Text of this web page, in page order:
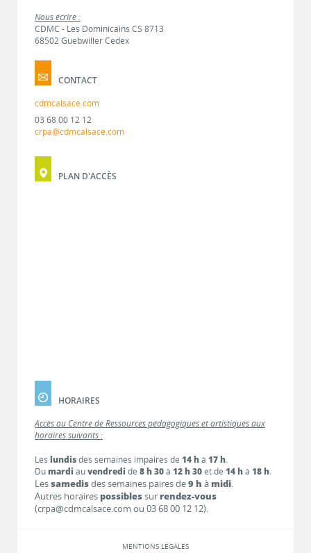
Nous écrire :
CDMC - Les Dominicains CS 8713
68502 Guebwiller Cedex
CONTACT
cdmcalsace.com
03 68 00 12 12
crpa@cdmcalsace.com
PLAN D'ACCÈS
HORAIRES
Accès au Centre de Ressources pédagogiques et artistiques aux
horaires suivants :
Les lundisdes semaines impaires de 14 hà 17 h.
Dumardi auvendredi de 8 h 30à 12 h 30et de 14 hà 18 h.
Lessamedisdes semaines paires de9 h à midi.
Autres horaires possiblessur rendez-vous
(crpa@cdmcalsace.com ou 03 68 00 12 12).
MENTIONS LÉGALES